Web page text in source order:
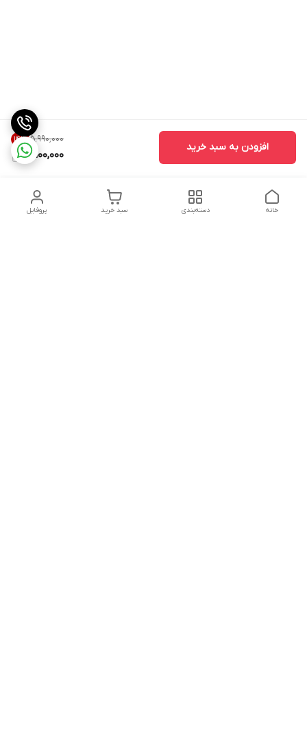
۵٬۹۹۰٬۰۰۰ 14%
5,100,000
افزودن به سبد خرید
پروفایل سبد خرید دسته‌بندی خانه